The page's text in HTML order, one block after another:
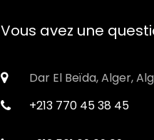
Vous avez une
Dar El Beïda, Alger,
+213 770 45 38 45